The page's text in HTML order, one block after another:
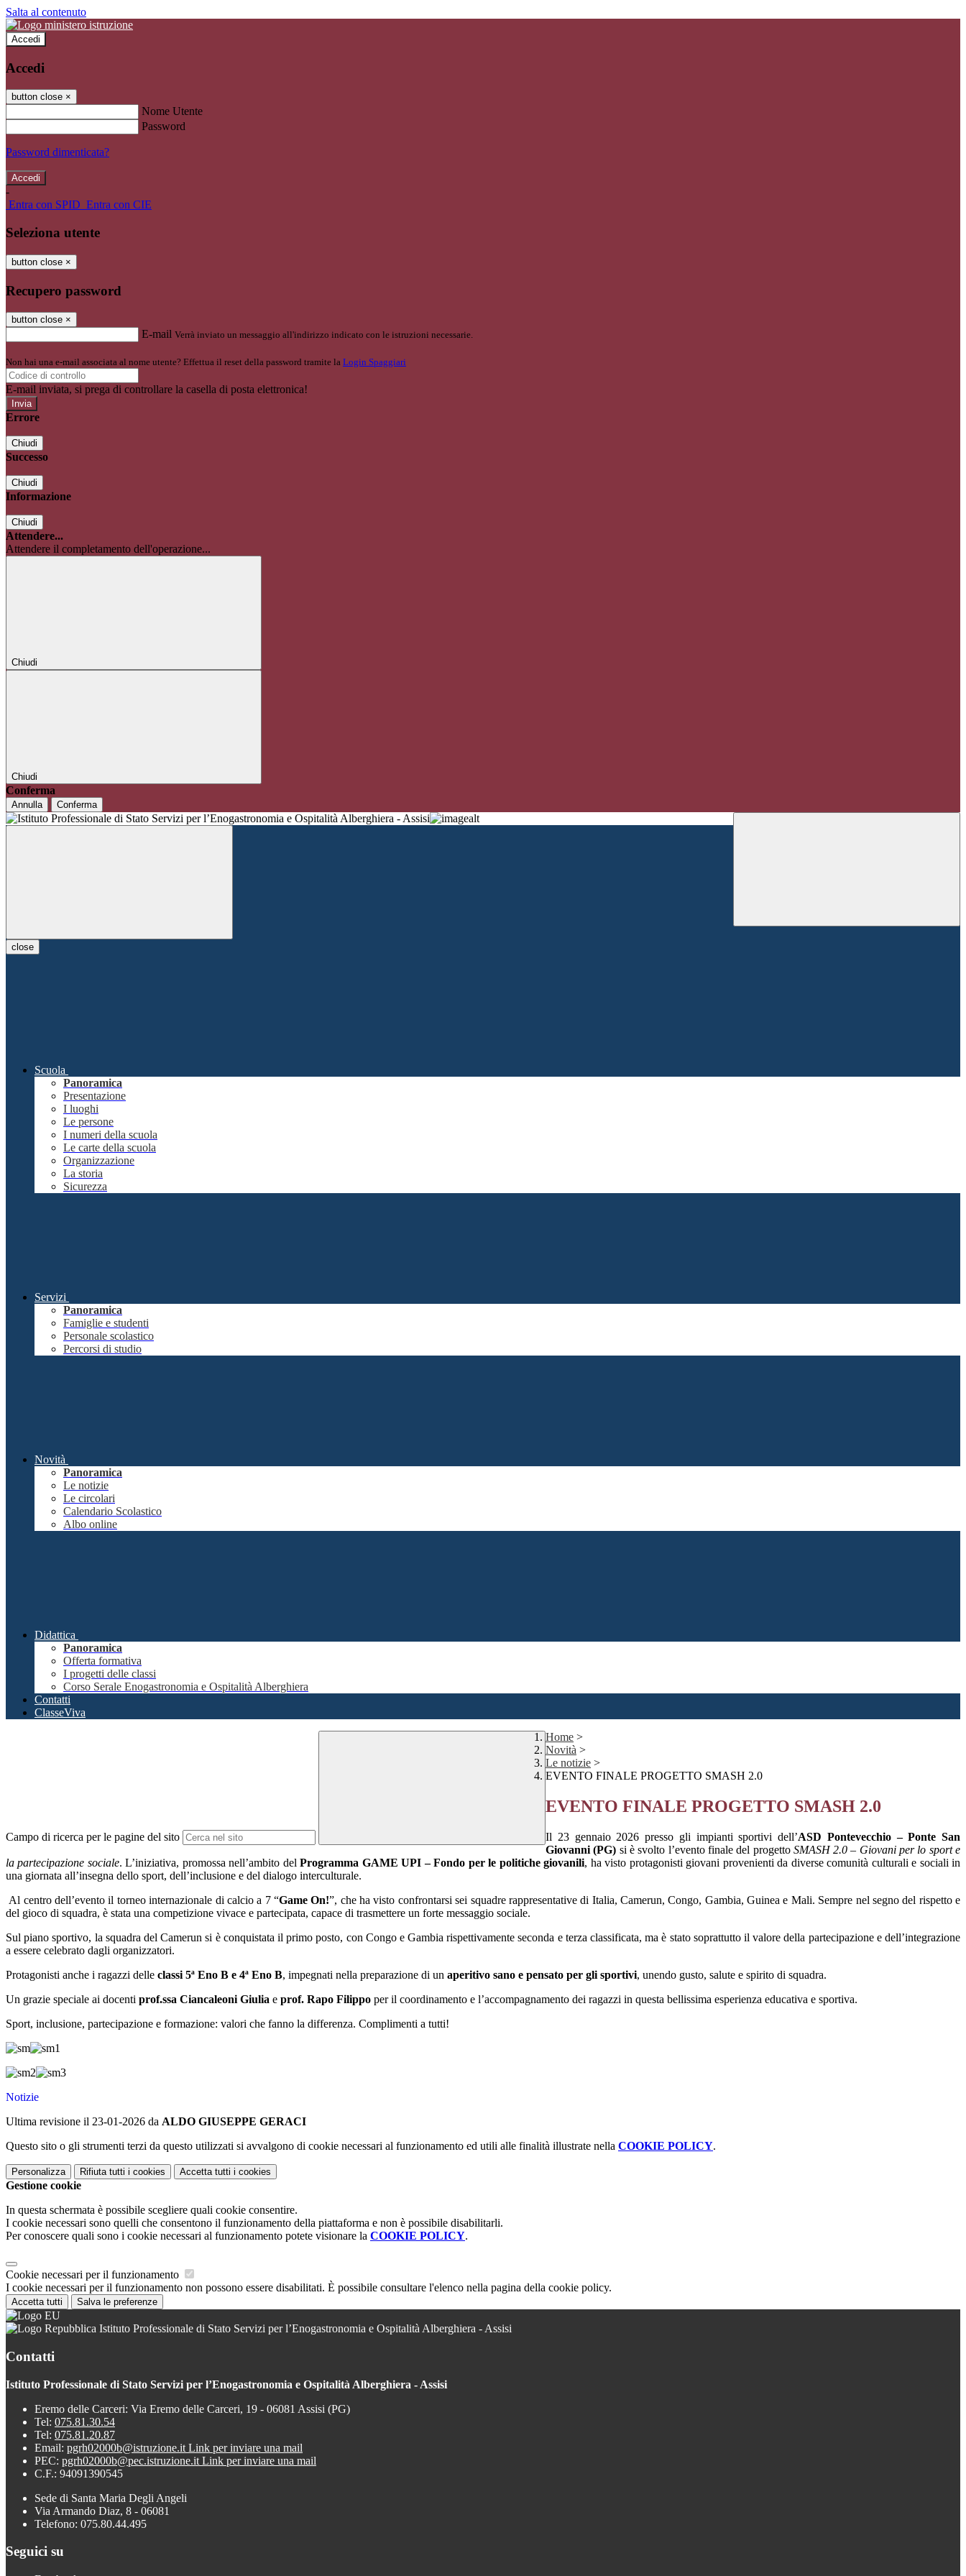
Salta al contenuto
Accedi
Accedi
button close ×
Nome Utente
Password
Password dimenticata?
-
Entra con SPID Entra con CIE
Seleziona utente
button close ×
Recupero password
button close ×
E-mail Verrà inviato un messaggio all'indirizzo indicato con le istruzioni necessarie.
Non hai una e-mail associata al nome utente? Effettua il reset della password tramite la Login Spaggiari
E-mail inviata, si prega di controllare la casella di posta elettronica!
Errore
Chiudi
Successo
Chiudi
Informazione
Chiudi
Attendere...
Attendere il completamento dell'operazione...
Chiudi
Chiudi
Conferma
Annulla Conferma
close
Scuola
Panoramica
Presentazione
I luoghi
Le persone
I numeri della scuola
Le carte della scuola
Organizzazione
La storia
Sicurezza
Servizi
Panoramica
Famiglie e studenti
Personale scolastico
Percorsi di studio
Novità
Panoramica
Le notizie
Le circolari
Calendario Scolastico
Albo online
Didattica
Panoramica
Offerta formativa
I progetti delle classi
Corso Serale Enogastronomia e Ospitalità Alberghiera
Contatti
ClasseViva
Campo di ricerca per le pagine del sito
Home >
Novità >
Le notizie >
EVENTO FINALE PROGETTO SMASH 2.0
EVENTO FINALE PROGETTO SMASH 2.0
Il 23 gennaio 2026 presso gli impianti sportivi dell’ASD Pontevecchio – Ponte San
Giovanni (PG) si è svolto l’evento finale del progetto SMASH 2.0 – Giovani per lo sport e
la partecipazione sociale. L’iniziativa, promossa nell’ambito delProgramma GAME UPI – Fondo per le politiche giovanili, ha visto protagonisti giovani provenienti da diverse comunità culturali e sociali in
una giornata all’insegna dello sport, dell’inclusione e del dialogo interculturale.
Al centro dell’evento il torneo internazionale di calcio a 7 “Game On!”, che ha visto confrontarsi sei squadre rappresentative di Italia, Camerun, Congo, Gambia, Guinea e Mali. Sempre nel segno del rispetto e
del gioco di squadra, è stata una competizione vivace e partecipata, capace di trasmettere un forte messaggio sociale.
Sul piano sportivo, la squadra del Camerun si è conquistata il primo posto, con Congo e Gambia rispettivamente seconda e terza classificata, ma è stato soprattutto il valore della partecipazione e dell’integrazione
a essere celebrato dagli organizzatori.
Protagonisti anche i ragazzi delle classi 5ª Eno B e 4ª Eno B, impegnati nella preparazione di un aperitivo sano e pensato per gli sportivi, unendo gusto, salute e spirito di squadra.
Un grazie speciale ai docenti prof.ssa Ciancaleoni Giulia e prof. Rapo Filippo per il coordinamento e l’accompagnamento dei ragazzi in questa bellissima esperienza educativa e sportiva.
Sport, inclusione, partecipazione e formazione: valori che fanno la differenza. Complimenti a tutti!
Notizie
Ultima revisione il 23-01-2026 da ALDO GIUSEPPE GERACI
Questo sito o gli strumenti terzi da questo utilizzati si avvalgono di cookie necessari al funzionamento ed utili alle finalità illustrate nella COOKIE POLICY.
Personalizza Rifiuta tutti i cookies Accetta tutti i cookies
Gestione cookie
In questa schermata è possibile scegliere quali cookie consentire.
I cookie necessari sono quelli che consentono il funzionamento della piattaforma e non è possibile disabilitarli.
Per conoscere quali sono i cookie necessari al funzionamento potete visionare la COOKIE POLICY.
Cookie necessari per il funzionamento
I cookie necessari per il funzionamento non possono essere disabilitati. È possibile consultare l'elenco nella pagina della cookie policy.
Accetta tutti Salva le preferenze
Istituto Professionale di Stato Servizi per l’Enogastronomia e Ospitalità Alberghiera - Assisi
Contatti
Istituto Professionale di Stato Servizi per l’Enogastronomia e Ospitalità Alberghiera - Assisi
Eremo delle Carceri: Via Eremo delle Carceri, 19 - 06081 Assisi (PG)
Tel: 075.81.30.54
Tel: 075.81.20.87
Email: pgrh02000b@istruzione.it Link per inviare una mail
PEC: pgrh02000b@pec.istruzione.it Link per inviare una mail
C.F.: 94091390545
Sede di Santa Maria Degli Angeli
Via Armando Diaz, 8 - 06081
Telefono: 075.80.44.495
Seguici su